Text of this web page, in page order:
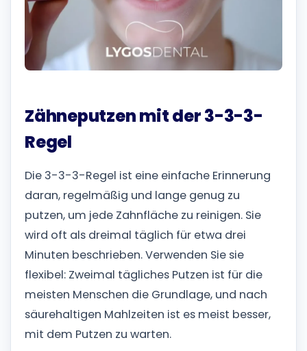
Zähneputzen mit der 3-3-3-
Regel
Die 3-3-3-Regel ist eine einfache Erinnerung
daran, regelmäßig und lange genug zu
putzen, um jede Zahnfläche zu reinigen. Sie
wird oft als dreimal täglich für etwa drei
Minuten beschrieben. Verwenden Sie sie
flexibel: Zweimal tägliches Putzen ist für die
meisten Menschen die Grundlage, und nach
säurehaltigen Mahlzeiten ist es meist besser,
mit dem Putzen zu warten.